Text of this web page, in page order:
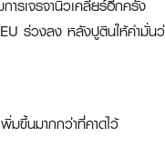
ารเจรจานิวเคลียร์อีกครั้ง
ร่วงลง หลังปูตินให้คำมั่น
มขึ้นมากกว่าที่คาดไว้